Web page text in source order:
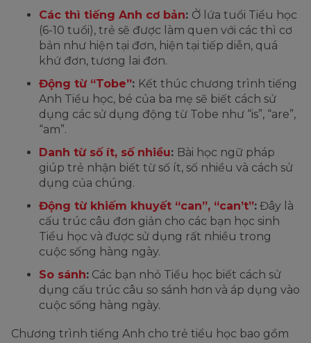
Các thì tiếng Anh cơ bản: Ở lứa tuổi Tiểu học
(6-10 tuổi), trẻ sẽ được làm quen với các thì cơ
bản như hiện tại đơn, hiện tại tiếp diễn, quá
khứ đơn, tương lai đơn.
Động từ “Tobe”: Kết thúc chương trình tiếng
Anh Tiểu học, bé của ba mẹ sẽ biết cách sử
dụng các sử dụng động từ Tobe như “is”, “are”,
“am”.
Danh từ số ít, số nhiều: Bài học ngữ pháp
giúp trẻ nhận biết từ số ít, số nhiều và cách sử
dụng của chúng.
Động từ khiếm khuyết “can”, “can’t”: Đây là
cấu trúc câu đơn giản cho các bạn học sinh
Tiểu học và được sử dụng rất nhiều trong
cuộc sống hàng ngày.
So sánh: Các bạn nhỏ Tiểu học biết cách sử
dụng cấu trúc câu so sánh hơn và áp dụng vào
cuộc sống hàng ngày.
Chương trình tiếng Anh cho trẻ tiểu học bao gồm